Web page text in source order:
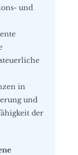
und
in
und
der